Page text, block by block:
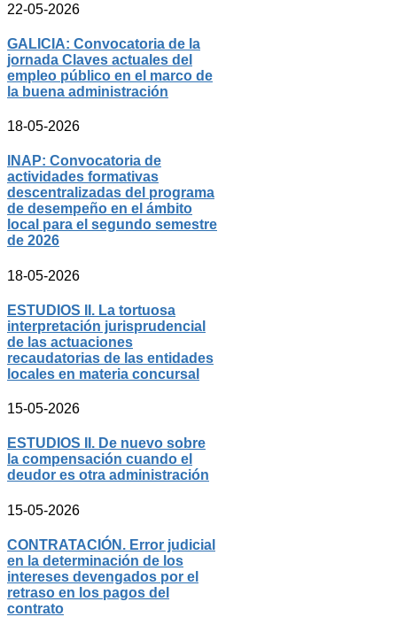
22-05-2026
GALICIA: Convocatoria de la
jornada Claves actuales del
empleo público en el marco de
la buena administración
18-05-2026
INAP: Convocatoria de
actividades formativas
descentralizadas del programa
de desempeño en el ámbito
local para el segundo semestre
de 2026
18-05-2026
ESTUDIOS II. La tortuosa
interpretación jurisprudencial
de las actuaciones
recaudatorias de las entidades
locales en materia concursal
15-05-2026
ESTUDIOS II. De nuevo sobre
la compensación cuando el
deudor es otra administración
15-05-2026
CONTRATACIÓN. Error judicial
en la determinación de los
intereses devengados por el
retraso en los pagos del
contrato